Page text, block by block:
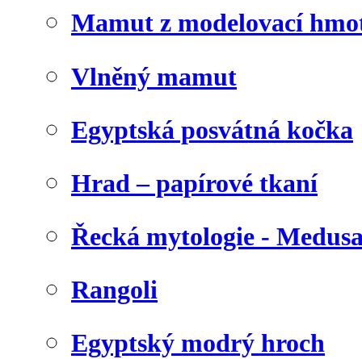
Mamut z modelovací
Vlněný mamut
Egyptská posvátná kočka
Hrad – papírové tkaní
Řecká mytologie -
Rangoli
Egyptský modrý hroch